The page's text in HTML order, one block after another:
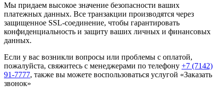
Мы придаем высокое значение безопасности ваших
платежных данных. Все транзакции производятся через
защищенное SSL-соединение, чтобы гарантировать
конфиденциальность и защиту ваших личных и финансовых
данных.
Если у вас возникли вопросы или проблемы с оплатой,
пожалуйста, свяжитесь с менеджерами по телефону +7 (7142)
91-7777, также вы можете воспользоваться услугой «Заказать
звонок»